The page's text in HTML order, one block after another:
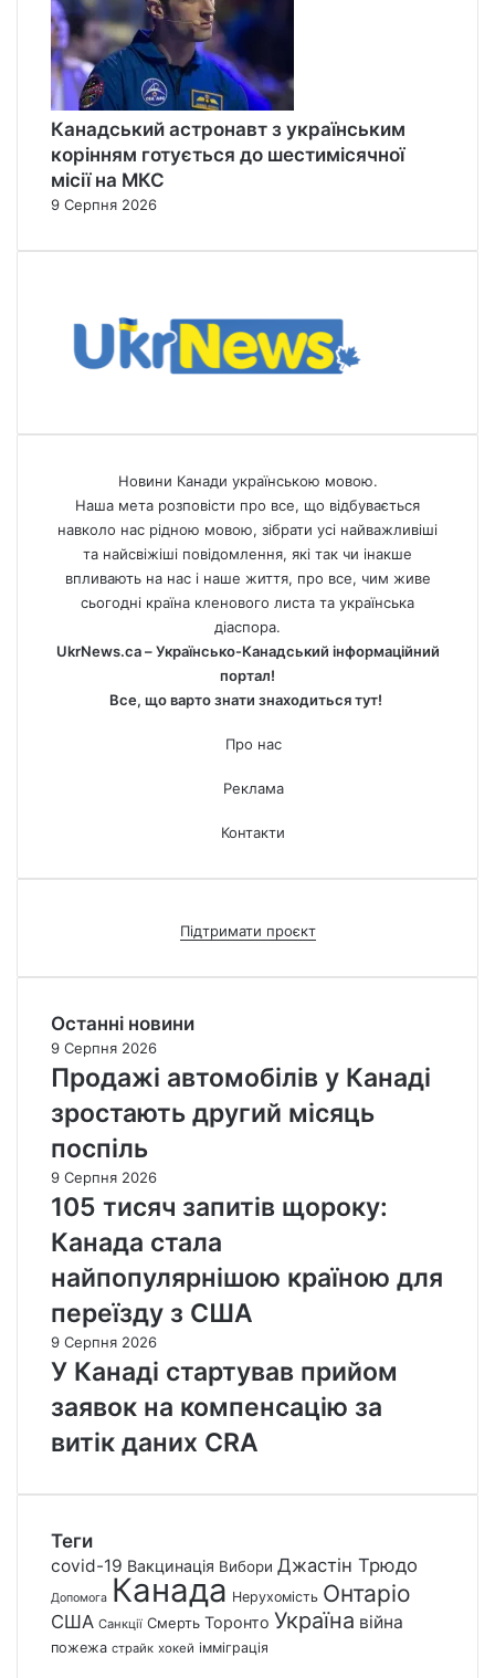
Канадський астронавт з українським
корінням готується до шестимісячної
місії на МКС
9 Серпня 2026
Новини Канади українською мовою.
Наша мета розповісти про все, що відбувається
навколо нас рідною мовою, зібрати усі найважливіші
та найсвіжіші повідомлення, які так чи інакше
впливають на нас і наше життя, про все, чим живе
сьогодні країна кленового листа та українська
діаспора.
UkrNews.ca – Українсько-Канадський інформаційний
портал!
Все, що варто знати знаходиться тут!
Про нас
Реклама
Контакти
Підтримати проєкт
Останні новини
9 Серпня 2026
Продажі автомобілів у Канаді
зростають другий місяць
поспіль
9 Серпня 2026
105 тисяч запитів щороку:
Канада стала
найпопулярнішою країною для
переїзду з США
9 Серпня 2026
У Канаді стартував прийом
заявок на компенсацію за
витік даних CRA
Теги
covid-19 Вакцинація Вибори Джастін Трюдо
Допомога Канада Нерухомість Онтаріо
США Санкції Смерть Торонто Україна війна
пожежа страйк хокей імміграція